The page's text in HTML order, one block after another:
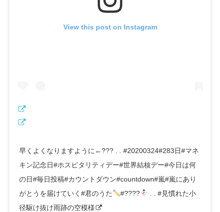
View this post on Instagram
早くよくなりますように←??? . . #20200324#283日#マネ
キン記念日#ホスピタリティデー#世界結核デー#今日は何
の日#毎日投稿#カウントダウン#countdown#嵐#嵐にあり
がとうを届けていく#君のうた
#????
. . #見慣れた小
径駆け抜け雨跡の空模様